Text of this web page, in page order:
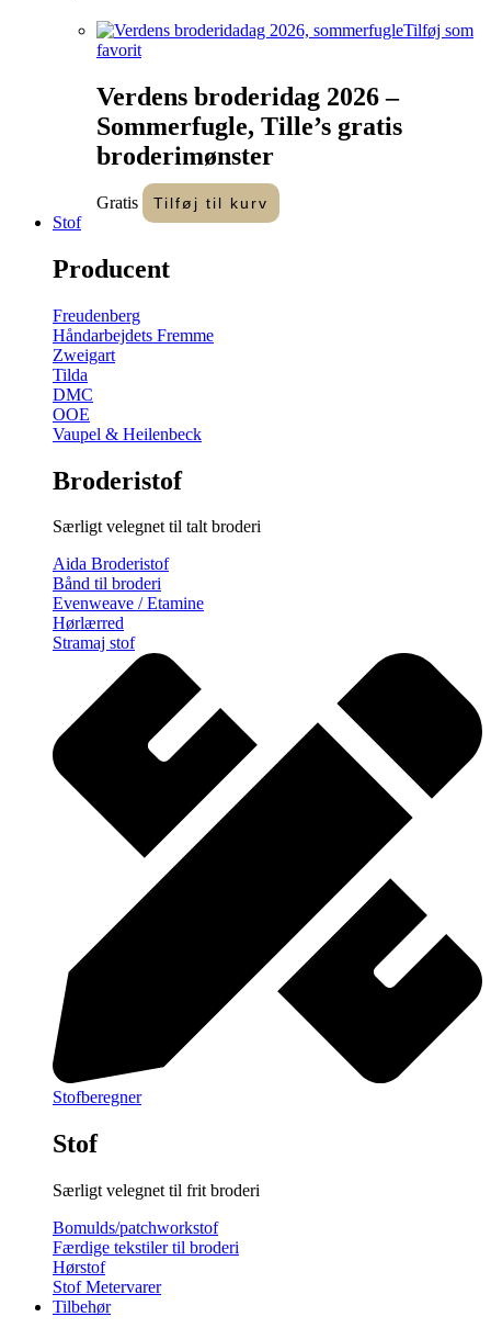
Tilføj som
favorit
Verdens broderidag 2026 –
Sommerfugle, Tille’s gratis
broderimønster
Gratis Tilføj til kurv
Stof
Producent
Freudenberg
Håndarbejdets Fremme
Zweigart
Tilda
DMC
OOE
Vaupel & Heilenbeck
Broderistof
Særligt velegnet til talt broderi
Aida Broderistof
Bånd til broderi
Evenweave / Etamine
Hørlærred
Stramaj stof
Stofberegner
Stof
Særligt velegnet til frit broderi
Bomulds/patchworkstof
Færdige tekstiler til broderi
Hørstof
Stof Metervarer
Tilbehør